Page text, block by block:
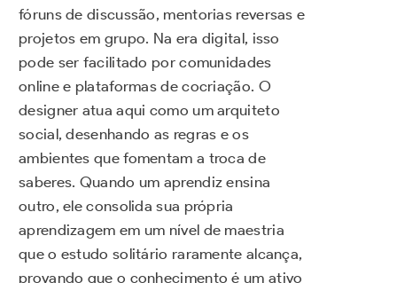
fóruns de discussão, mentorias reversas e
projetos em grupo. Na era digital, isso
pode ser facilitado por comunidades
online e plataformas de cocriação. O
designer atua aqui como um arquiteto
social, desenhando as regras e os
ambientes que fomentam a troca de
saberes. Quando um aprendiz ensina
outro, ele consolida sua própria
aprendizagem em um nível de maestria
que o estudo solitário raramente alcança,
provando que o conhecimento é um ativo